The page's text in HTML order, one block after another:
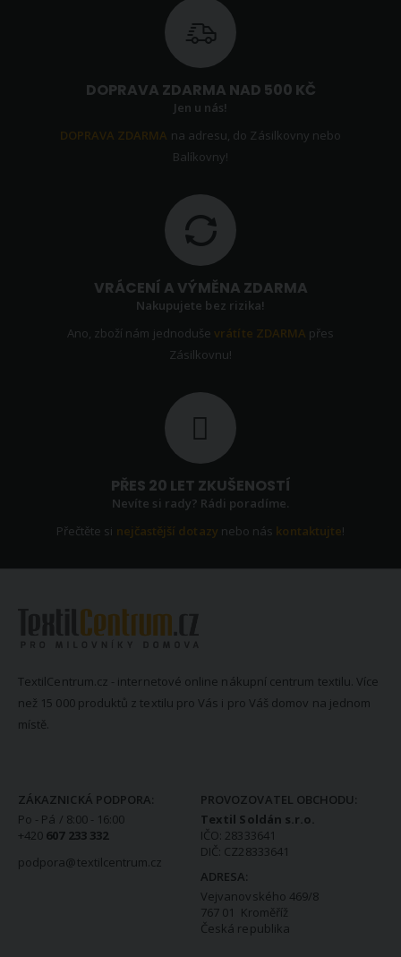
DOPRAVA ZDARMA NAD 500 KČ
Jen u nás!
DOPRAVA ZDARMA na adresu, do Zásilkovny nebo
Balíkovny!
VRÁCENÍ A VÝMĚNA ZDARMA
Nakupujete bez rizika!
Ano, zboží nám jednoduševrátíte ZDARMA přes
Zásilkovnu!
PŘES 20 LET ZKUŠENOSTÍ
Nevíte si rady? Rádi poradíme.
Přečtěte si nejčastější dotazy nebo nás kontaktujte!
TextilCentrum.cz - internetové online nákupní centrum textilu. Více
než 15 000 produktů z textilu pro Vás i pro Váš domov na jednom
místě.
ZÁKAZNICKÁ PODPORA:
Po - Pá / 8:00 - 16:00
+420 607 233 332
podpora@textilcentrum.cz
PROVOZOVATEL OBCHODU:
Textil Soldán s.r.o.
IČO: 28333641
DIČ: CZ28333641
ADRESA:
Vejvanovského 469/8
767 01 Kroměříž
Česká republika